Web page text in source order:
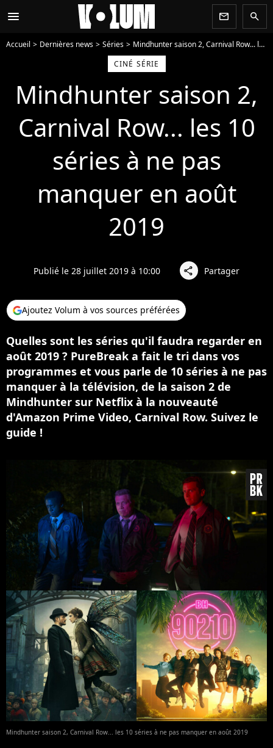
menu newsletter search
Accueil Dernières news Séries
Mindhunter saison 2, Carnival Row... les 10 séries à ne pas manquer en août 2019
CINÉ SÉRIE
Mindhunter saison 2,
Carnival Row... les 10
séries à ne pas
manquer en août
2019
Publié le 28 juillet 2019 à 10:00 share Partager
Ajoutez Volum à vos sources préférées
Quelles sont les séries qu'il faudra regarder en
août 2019 ? PureBreak a fait le tri dans vos
programmes et vous parle de 10 séries à ne pas
manquer à la télévision, de la saison 2 de
Mindhunter sur Netflix à la nouveauté
d'Amazon Prime Video, Carnival Row. Suivez le
guide !
Mindhunter saison 2, Carnival Row... les 10 séries à ne pas manquer en août 2019